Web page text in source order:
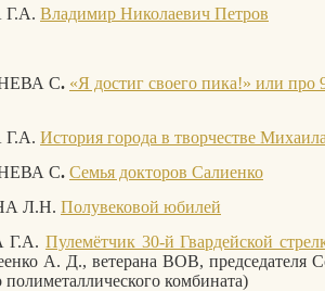
Владимир Николаевич Петров
С. «Я достиг своего пика!» или про
История города в творчестве
С. Семья докторов Салиенко
Л.Н. Полувековой юбилей
Пулемётчик 30-й Гвардейской
А. Д., ветерана ВОВ, председателя
комбината)